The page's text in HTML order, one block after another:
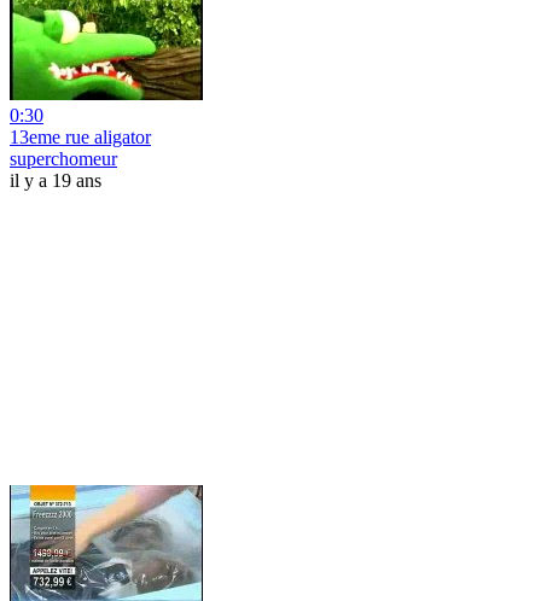
0:30
13eme rue aligator
superchomeur
il y a 19 ans